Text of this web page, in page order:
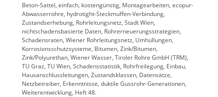
Beton-Sattel, einfach, kostengünstig, Montagearbeiten, ecopur-
Abwasserrohre, hydrotight-Steckmuffen-Verbindung,
Zustandserhebung, Rohrleitungsnetz, Stadt Wien,
nichtschadensbasierte Daten, Rohrerneuerungsstrategien,
Schadensraten, Wiener Rohrleitungsnetz, Umhüllungen,
Korrosionsschutzsysteme, Bitumen, Zink/Bitumen,
Zink/Polyurethan, Wiener Wasser, Tiroler Rohre GmbH (TRM),
TU Graz, TU Wien, Schadensstatistik, Rohrfreilegung, Einbau,
Hausanschlussleitungen, Zustandsklassen, Datensätze,
Netzbetreiber, Erkenntnisse, duktile Gussrohr-Generationen,
Weiterentwicklung, Heft 48.